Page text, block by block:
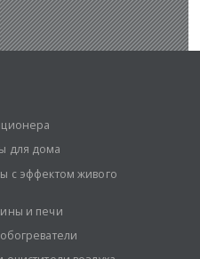
для дома
с эффектом живого
и печи